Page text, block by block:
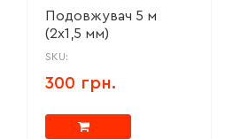
Подовжувач 5 м
(2х1,5 мм)
SKU:
300 грн.